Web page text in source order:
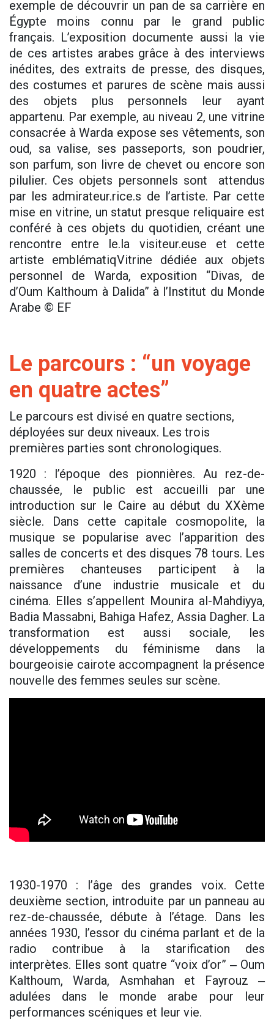
exemple de découvrir un pan de sa carrière en
Égypte moins connu par le grand public
français. L’exposition documente aussi la vie
de ces artistes arabes grâce à des interviews
inédites, des extraits de presse, des disques,
des costumes et parures de scène mais aussi
des objets plus personnels leur ayant
appartenu. Par exemple, au niveau 2, une vitrine
consacrée à Warda expose ses vêtements, son
oud, sa valise, ses passeports, son poudrier,
son parfum, son livre de chevet ou encore son
pilulier. Ces objets personnels sont attendus
par les admirateur.rice.s de l’artiste. Par cette
mise en vitrine, un statut presque reliquaire est
conféré à ces objets du quotidien, créant une
rencontre entre le.la visiteur.euse et cette
artiste emblématiqVitrine dédiée aux objets
personnel de Warda, exposition “Divas, de
d’Oum Kalthoum à Dalida” à l’Institut du Monde
Arabe © EF
Le parcours : “un voyage
en quatre actes”
Le parcours est divisé en quatre sections,
déployées sur deux niveaux. Les trois
premières parties sont chronologiques.
1920 : l’époque des pionnières. Au rez-de-
chaussée, le public est accueilli par une
introduction sur le Caire au début du XXème
siècle. Dans cette capitale cosmopolite, la
musique se popularise avec l’apparition des
salles de concerts et des disques 78 tours. Les
premières chanteuses participent à la
naissance d’une industrie musicale et du
cinéma. Elles s’appellent Mounira al-Mahdiyya,
Badia Massabni, Bahiga Hafez, Assia Dagher. La
transformation est aussi sociale, les
développements du féminisme dans la
bourgeoisie cairote accompagnent la présence
nouvelle des femmes seules sur scène.
1930-1970 : l’âge des grandes voix. Cette
deuxième section, introduite par un panneau au
rez-de-chaussée, débute à l’étage. Dans les
années 1930, l’essor du cinéma parlant et de la
radio contribue à la starification des
interprètes. Elles sont quatre “voix d’or” ‒ Oum
Kalthoum, Warda, Asmhahan et Fayrouz ‒
adulées dans le monde arabe pour leur
performances scéniques et leur vie.